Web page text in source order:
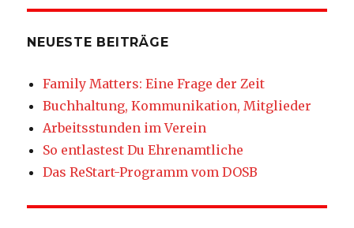
NEUESTE BEITRÄGE
Family Matters: Eine Frage der Zeit
Buchhaltung, Kommunikation, Mitglieder
Arbeitsstunden im Verein
So entlastest Du Ehrenamtliche
Das ReStart-Programm vom DOSB